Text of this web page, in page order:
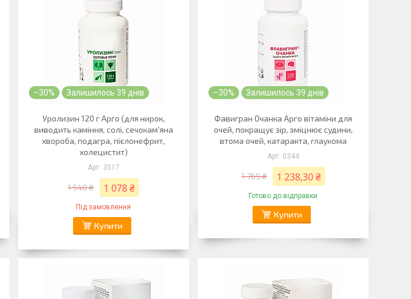
–30% Залишилось 39 днів
Уролизин 120 г Арго (для нирок,
виводить каміння, солі, сечокам'яна
хвороба, подагра, пієлонефрит,
холецистит)
3517
1 540 ₴ 1 078 ₴
Під замовлення
Купити
–30% Залишилось 39 днів
Фавигран Очанка Арго вітаміни для
очей, покращує зір, зміцнює судини,
втома очей, катаракта, глаукома
0344
1 769 ₴ 1 238,30 ₴
Готово до відправки
Купити